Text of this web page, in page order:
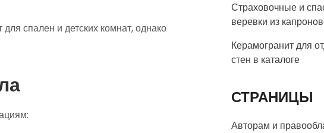
спален и детских комнат, однако
Страховочные и
веревки из
Керамогранит для
стен в каталоге
СТРАНИЦЫ
Авторам и